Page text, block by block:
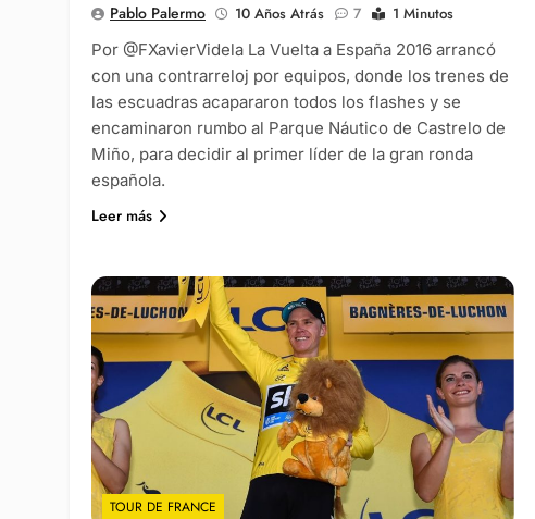
Pablo Palermo 10 Años Atrás 7
1 Minutos
Por @FXavierVidela La Vuelta a España 2016 arrancó
con una contrarreloj por equipos, donde los trenes de
las escuadras acapararon todos los flashes y se
encaminaron rumbo al Parque Náutico de Castrelo de
Miño, para decidir al primer líder de la gran ronda
española.
Leer más
TOUR DE FRANCE